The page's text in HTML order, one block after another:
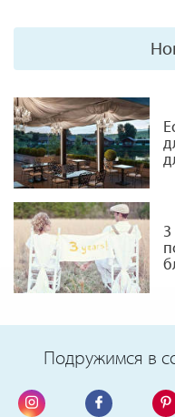
Подружимся в